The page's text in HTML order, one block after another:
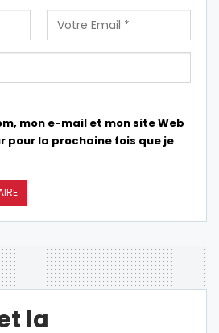
mon e-mail et mon site Web
pour la prochaine fois que je
la